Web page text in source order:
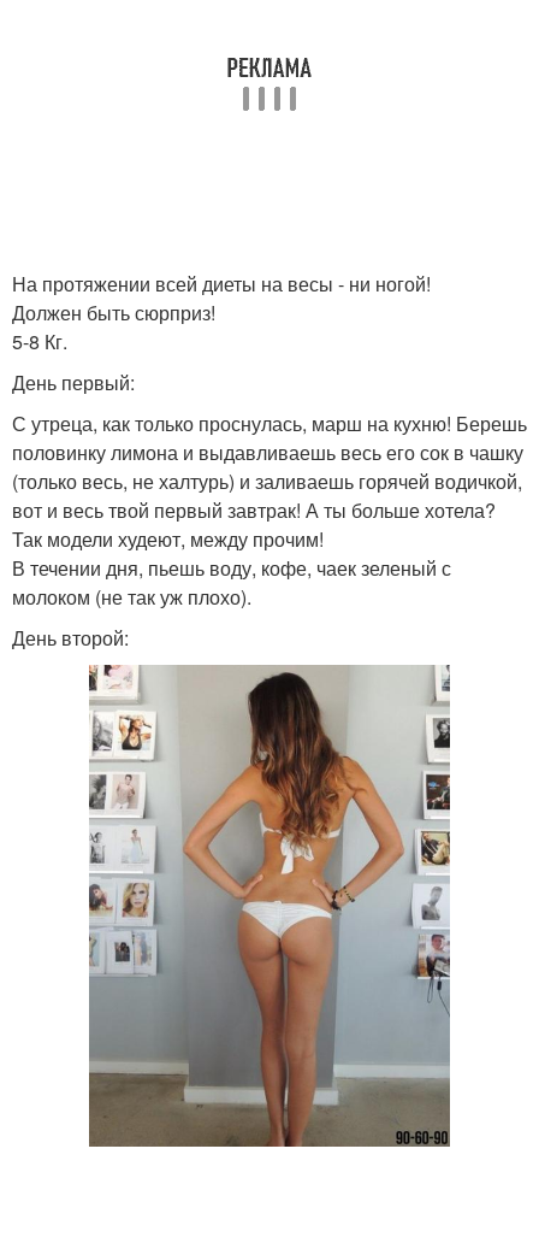
На протяжении всей диеты на весы - ни ногой!
Должен быть сюрприз!
5-8 Кг.
День первый:
С утреца, как только проснулась, марш на кухню! Берешь
половинку лимона и выдавливаешь весь его сок в чашку
(только весь, не халтурь) и заливаешь горячей водичкой,
вот и весь твой первый завтрак! А ты больше хотела?
Так модели худеют, между прочим!
В течении дня, пьешь воду, кофе, чаек зеленый с
молоком (не так уж плохо).
День второй: